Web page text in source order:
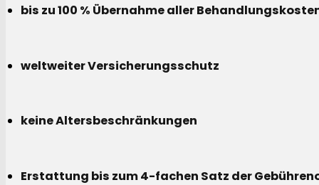
bis zu 100 % Übernahme aller
weltweiter Versicherungsschutz
keine Altersbeschränkungen
Erstattung bis zum 4-fachen Satz der